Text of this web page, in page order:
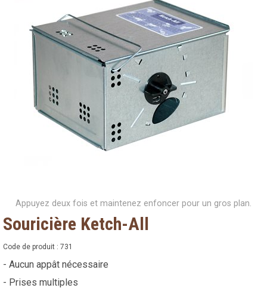
Nouveaux produits
Nous joindre
Appuyez deux fois et maintenez enfoncer pour un gros plan.
Souricière Ketch-All
Code de produit : 731
- Aucun appât nécessaire
- Prises multiples